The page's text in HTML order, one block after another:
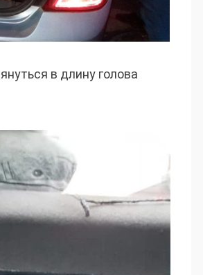
в длину голова